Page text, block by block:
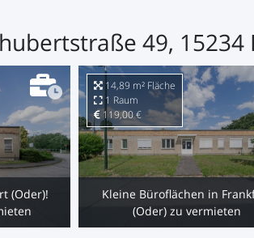
49, 15234
(Oder)!
Kleine Büroflächen in
(Oder) zu vermieten
14,89 m² Fläche
1 Raum
119,00 €